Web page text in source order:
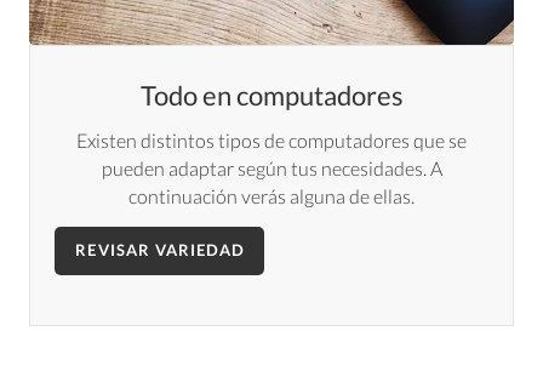
Todo en computadores
Existen distintos tipos de computadores que se
pueden adaptar según tus necesidades. A
continuación verás alguna de ellas.
REVISAR VARIEDAD